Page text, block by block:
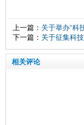
上一篇： 关于举办“科
下一篇： 关于征集科
相关评论